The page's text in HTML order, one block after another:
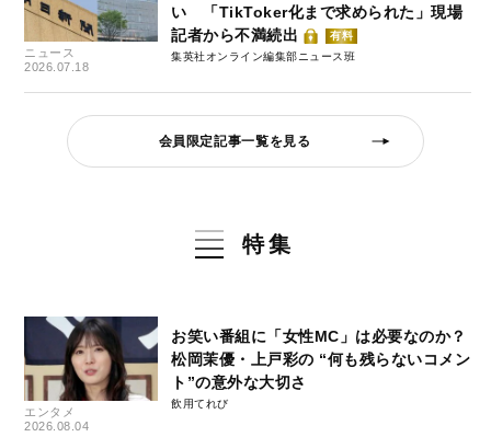
ニュース
2026.07.18
い 「TikToker化まで求められた」現場
記者から不満続出
有料
集英社オンライン編集部ニュース班
会員限定記事一覧を見る
特集
エンタメ
2026.08.04
お笑い番組に「女性MC」は必要なのか？
松岡茉優・上戸彩の “何も残らないコメン
ト”の意外な大切さ
飲用てれび